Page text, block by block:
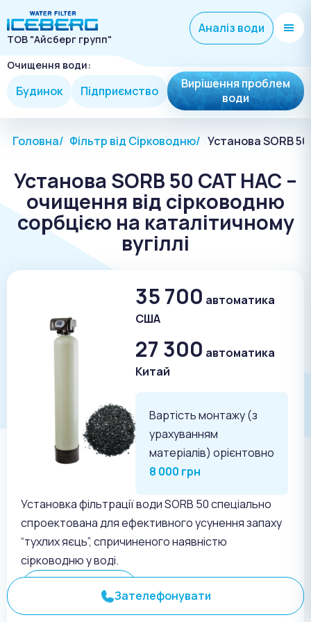
ТОВ "Айсберг групп"
Аналіз води
Очищення води:
Будинок Підприємство
Вирішення проблем
води
Головна Фільтр від Сірководню Установа SORB
Установа SORB 50 CAT HAC –
очищення від сірководню
сорбцією на каталітичному
вугіллі
Дивитися більше
Установка фільтрації води SORB 50 спеціально
спроектована для ефективного усунення запаху
“тухлих яєць”, спричиненого наявністю
сірководню у воді.
35 700 автоматика
США
27 300 автоматика
Китай
Вартість монтажу (з
урахуванням
матеріалів) орієнтовно
8 000 грн
Зателефонувати